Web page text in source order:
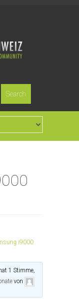
i9000
1 Stimme,
von